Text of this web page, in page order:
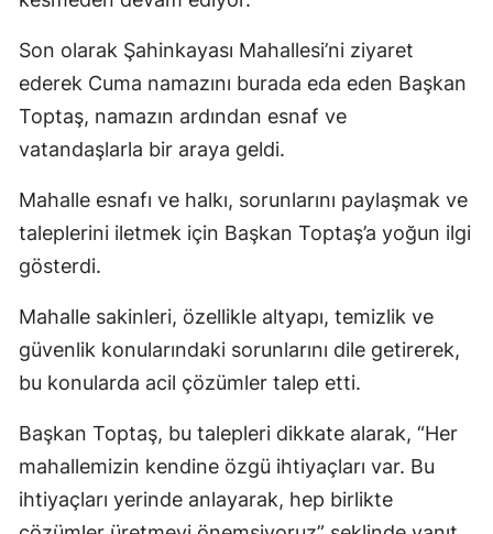
Son olarak Şahinkayası Mahallesi’ni ziyaret
ederek Cuma namazını burada eda eden Başkan
Toptaş, namazın ardından esnaf ve
vatandaşlarla bir araya geldi.
Mahalle esnafı ve halkı, sorunlarını paylaşmak ve
taleplerini iletmek için Başkan Toptaş’a yoğun ilgi
gösterdi.
Mahalle sakinleri, özellikle altyapı, temizlik ve
güvenlik konularındaki sorunlarını dile getirerek,
bu konularda acil çözümler talep etti.
Başkan Toptaş, bu talepleri dikkate alarak, “Her
mahallemizin kendine özgü ihtiyaçları var. Bu
ihtiyaçları yerinde anlayarak, hep birlikte